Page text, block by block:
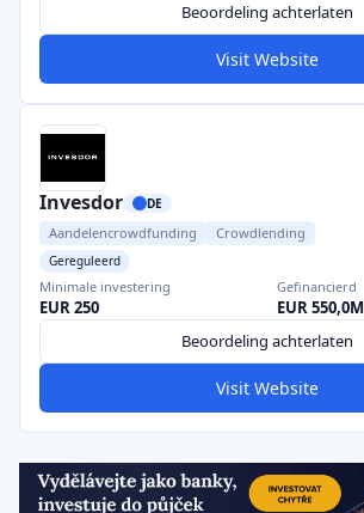
Beoordeling achterlaten
Visit Website
Invesdor DE
Aandelencrowdfunding Crowdlending
Gereguleerd
Minimale investering
EUR 250
Gefinancierd
EUR 550,0M
Beoordeling achterlaten
Visit Website